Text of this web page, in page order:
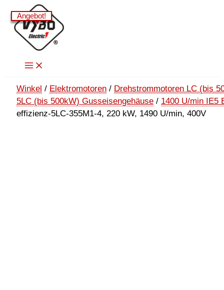
Zum
Inhalt
springen
Winkel / Elektromotoren / Drehstrommotoren LC (bis
5LC (bis 500kW) Gusseisengehäuse / 1400 U/min IE5
effizienz-5LC-355M1-4, 220 kW, 1490 U/min, 400V
Angebot!
Angebot!
Angebot!
Angebot!